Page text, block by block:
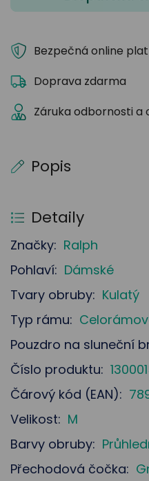
Popis
Detaily
Značky: Ralph
Pohlaví: Dámské
Tvary obruby: Kulatý
Typ rámu:
Pouzdro na sluneční
Číslo produktu:
Čárový kód (EAN):
Velikost: M
Barvy obruby:
Přechodová čočka:
Bezpečná online
Doprava zdarma
Záruka odbornosti a